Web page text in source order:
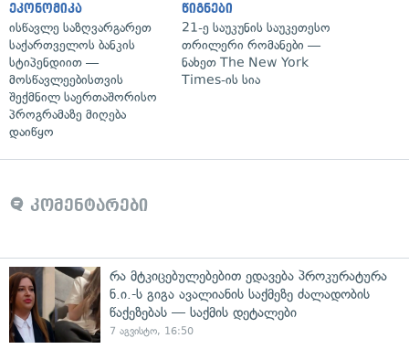
ეკონომიკა
ისწავლე საზღვარგარეთ
საქართველოს ბანკის
სტიპენდიით —
მოსწავლეებისთვის
შექმნილ საერთაშორისო
პროგრამაზე მიღება
დაიწყო
წიგნები
21-ე საუკუნის საუკეთესო
თრილერი რომანები —
ნახეთ The New York
Times-ის სია
კომენტარები
რა მტკიცებულებებით ედავება პროკურატურა
ნ.ი.-ს გიგა ავალიანის საქმეზე ძალადობის
წაქეზებას — საქმის დეტალები
7 აგვისტო, 16:50